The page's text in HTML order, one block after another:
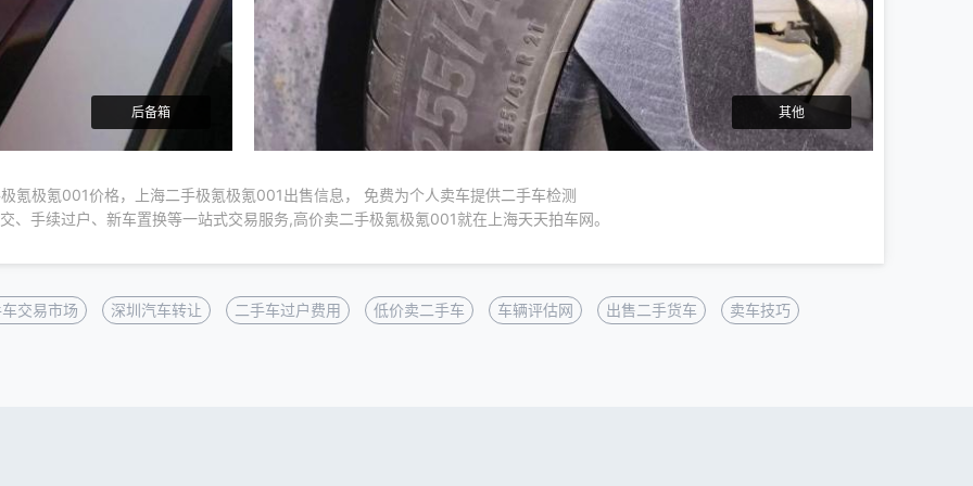
后备箱 其他
氪极氪001价格，上海二手极氪极氪001出售信息， 免费为个人卖车提供二手车检测
、手续过户、新车置换等一站式交易服务,高价卖二手极氪极氪001就在上海天天拍车网。
交易市场 深圳汽车转让 二手车过户费用 低价卖二手车 车辆评估网 出售二手货车 卖车技巧